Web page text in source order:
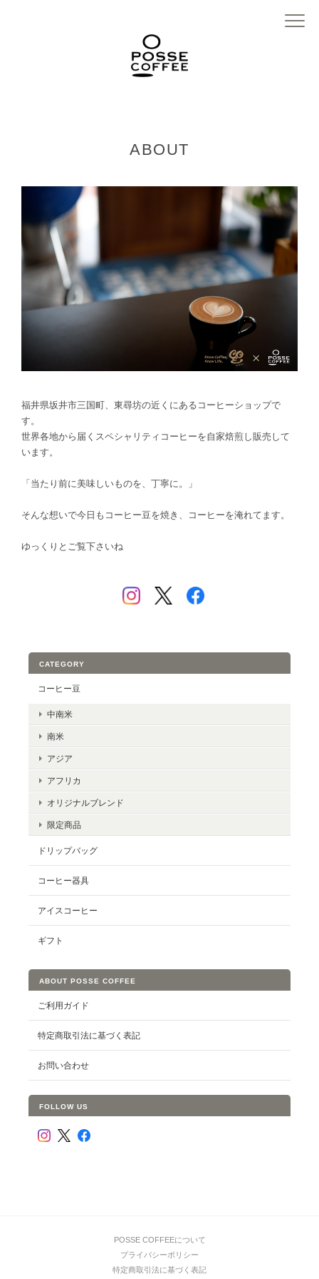
ABOUT
福井県坂井市三国町、東尋坊の近くにあるコーヒーショップで
す。
世界各地から届くスペシャリティコーヒーを自家焙煎し販売して
います。
「当たり前に美味しいものを、丁寧に。」
そんな想いで今日もコーヒー豆を焼き、コーヒーを淹れてます。
ゆっくりとご覧下さいね
CATEGORY
コーヒー豆
中南米
南米
アジア
アフリカ
オリジナルブレンド
限定商品
ドリップバッグ
コーヒー器具
アイスコーヒー
ギフト
ABOUT POSSE COFFEE
ご利用ガイド
特定商取引法に基づく表記
お問い合わせ
FOLLOW US
POSSE COFFEEについて
プライバシーポリシー
特定商取引法に基づく表記